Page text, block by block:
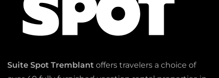
Suite Spot Tremblant offers travelers a choice of